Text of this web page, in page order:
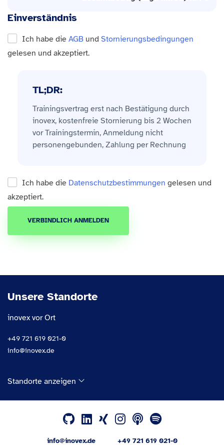
Einverständnis
Ich habe die AGB und Stornierungsbedingungen
gelesen und akzeptiert.
TL;DR:
Trainingsvertrag erst nach Bestätigung durch
inovex, kostenfreie Stornierung bis 2 Wochen
vor Trainingstermin, Anmeldung nicht
personengebunden, Zahlung per Rechnung
Ich habe die Datenschutzbestimmungen gelesen und
akzeptiert.
VERBINDLICH ANMELDEN
Unsere Standorte
inovex vor Ort
+49 721 619 021-0
info@inovex.de
Standorte anzeigen
info@inovex.de +49 721 619 021-0